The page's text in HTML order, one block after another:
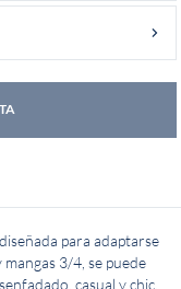
para adaptarse
3/4, se puede
casual y chic.